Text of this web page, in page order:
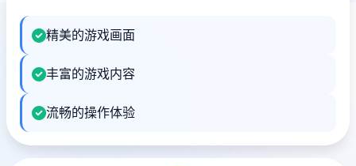
精美的游戏画面
丰富的游戏内容
流畅的操作体验